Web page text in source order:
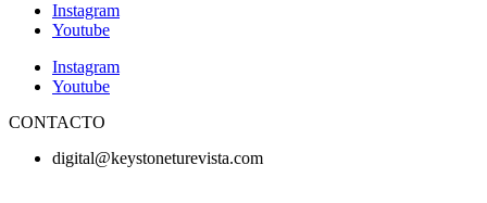
Instagram
Youtube
Instagram
Youtube
CONTACTO
digital@keystoneturevista.com